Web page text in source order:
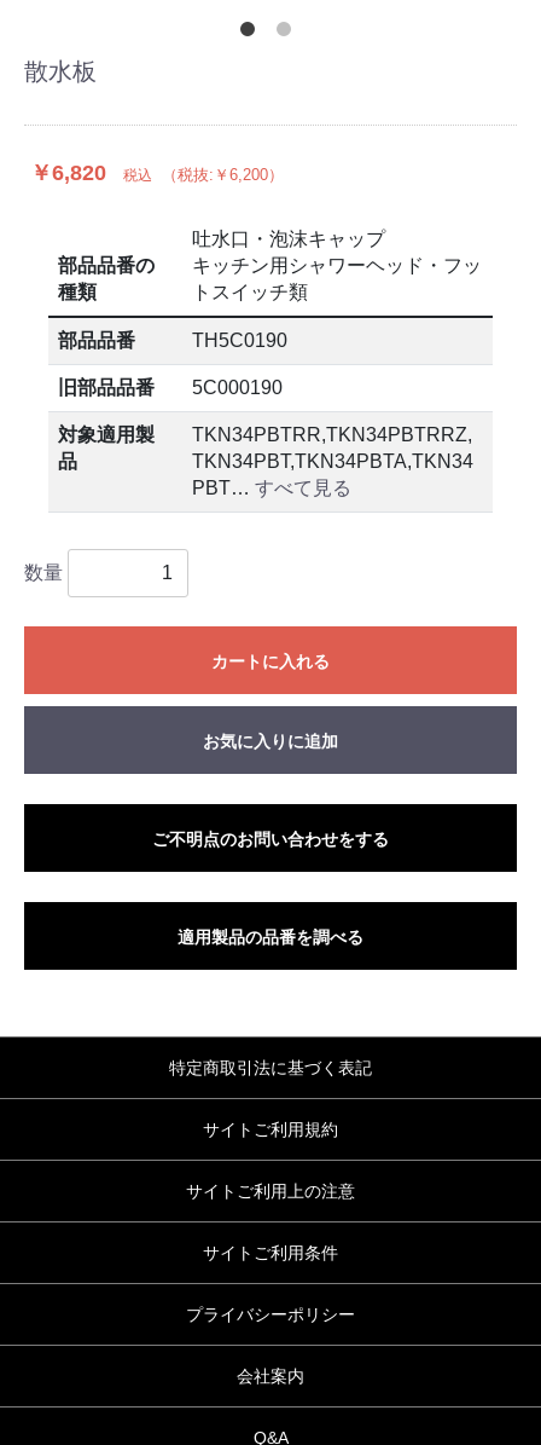
散水板
￥6,820 税込 （税抜:￥6,200）
部品品番の
種類
吐水口・泡沫キャップ
キッチン用シャワーヘッド・フッ
トスイッチ類
部品品番 TH5C0190
旧部品品番 5C000190
対象適用製
品
TKN34PBTRR,TKN34PBTRRZ,
TKN34PBT,TKN34PBTA,TKN34
PBT… すべて見る
数量
カートに入れる
お気に入りに追加
ご不明点のお問い合わせをする
適用製品の品番を調べる
特定商取引法に基づく表記
サイトご利用規約
サイトご利用上の注意
サイトご利用条件
プライバシーポリシー
会社案内
Q&A